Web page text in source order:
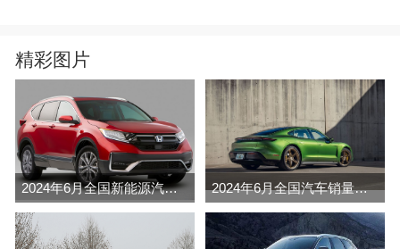
精彩图片
2024年6月全国新能源汽车销量排行榜完整版(零售量 2024年6月全国汽车销量排行榜完整版(零售量